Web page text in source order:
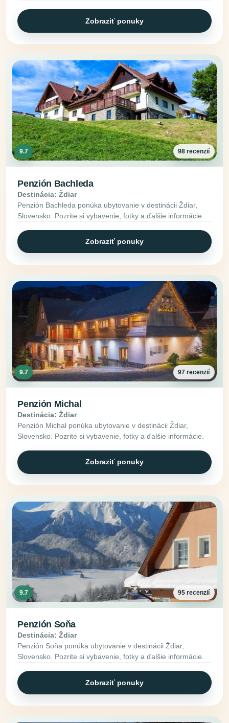
Zobraziť ponuky
9.7 98 recenzií
Penzión Bachleda
Destinácia: Ždiar
Penzión Bachleda ponúka ubytovanie v destinácii Ždiar,
Slovensko. Pozrite si vybavenie, fotky a ďalšie informácie.
Zobraziť ponuky
9.7 97 recenzií
Penzión Michal
Destinácia: Ždiar
Penzión Michal ponúka ubytovanie v destinácii Ždiar,
Slovensko. Pozrite si vybavenie, fotky a ďalšie informácie.
Zobraziť ponuky
9.7 95 recenzií
Penzión Soňa
Destinácia: Ždiar
Penzión Soňa ponúka ubytovanie v destinácii Ždiar,
Slovensko. Pozrite si vybavenie, fotky a ďalšie informácie.
Zobraziť ponuky